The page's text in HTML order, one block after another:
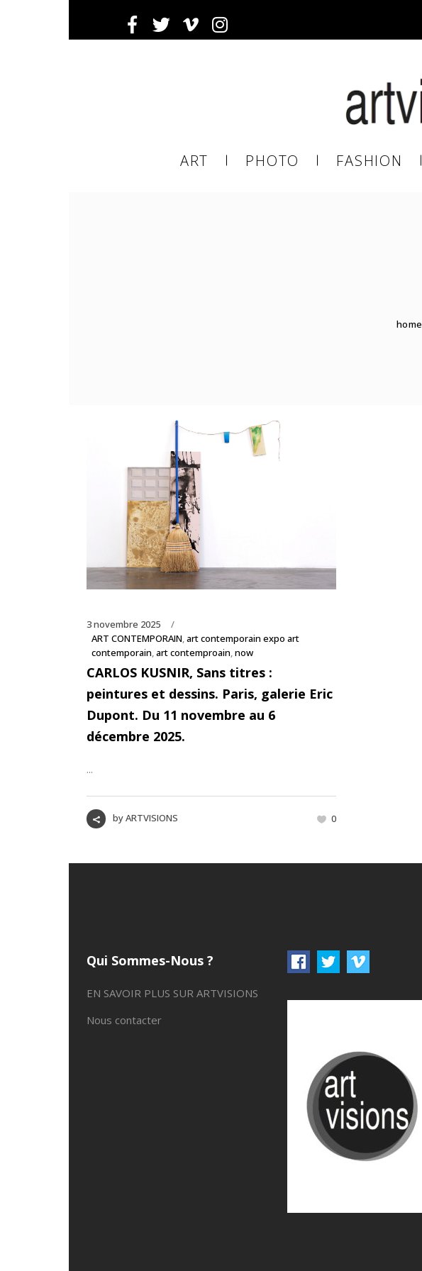
ART PHOTO FASHION
home
3 novembre 2025
ART CONTEMPORAIN,art contemporain expo art
contemporain,art contemproain,now
CARLOS KUSNIR, Sans titres :
peintures et dessins. Paris, galerie Eric
Dupont. Du 11 novembre au 6
décembre 2025.
...
byARTVISIONS 0
Qui Sommes-Nous ?
EN SAVOIR PLUS SUR ARTVISIONS
Nous contacter